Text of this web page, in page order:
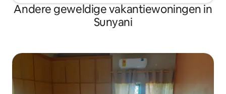
Andere geweldige vakantiewoningen in
Sunyani